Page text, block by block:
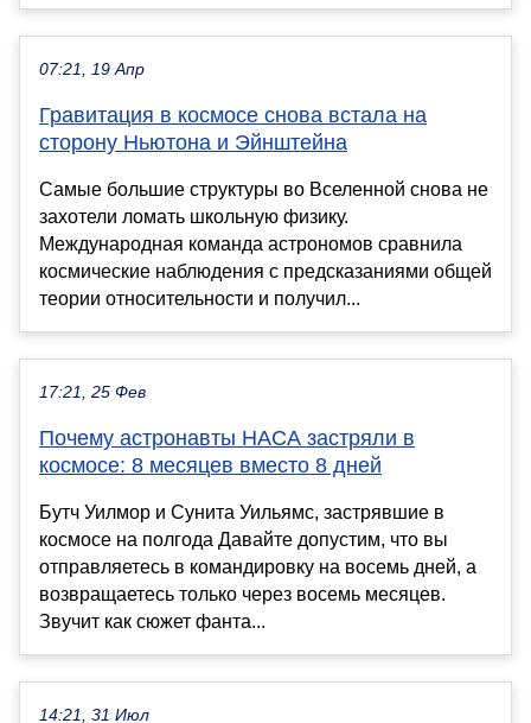
07:21, 19 Апр
Гравитация в космосе снова встала на
сторону Ньютона и Эйнштейна
Самые большие структуры во Вселенной снова не
захотели ломать школьную физику.
Международная команда астрономов сравнила
космические наблюдения с предсказаниями общей
теории относительности и получил...
17:21, 25 Фев
Почему астронавты НАСА застряли в
космосе: 8 месяцев вместо 8 дней
Бутч Уилмор и Сунита Уильямс, застрявшие в
космосе на полгода Давайте допустим, что вы
отправляетесь в командировку на восемь дней, а
возвращаетесь только через восемь месяцев.
Звучит как сюжет фанта...
14:21, 31 Июл